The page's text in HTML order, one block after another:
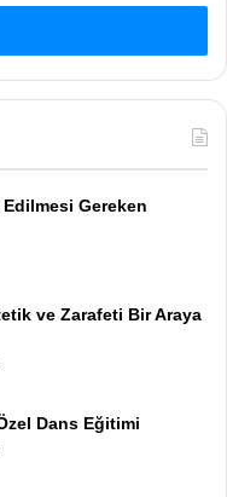
Gereken
ve Zarafeti Bir Araya
Dans Eğitimi